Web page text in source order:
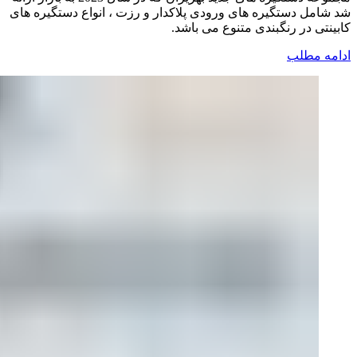
شد شامل دستگیره های ورودی پلاکدار و رزت ، انواع دستگیره های
کابینتی در رنگبندی متنوع می باشد.
ادامه مطلب